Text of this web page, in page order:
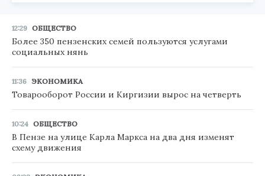
12:29 ОБЩЕСТВО
Более 350 пензенских семей пользуются услугами
социальных нянь
11:36 ЭКОНОМИКА
Товарооборот России и Киргизии вырос на четверть
10:24 ОБЩЕСТВО
В Пензе на улице Карла Маркса на два дня изменят
схему движения